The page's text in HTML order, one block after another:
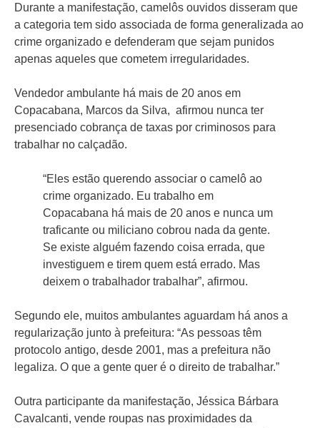
Durante a manifestação, camelôs ouvidos disseram que
a categoria tem sido associada de forma generalizada ao
crime organizado e defenderam que sejam punidos
apenas aqueles que cometem irregularidades.
Vendedor ambulante há mais de 20 anos em
Copacabana, Marcos da Silva, afirmou nunca ter
presenciado cobrança de taxas por criminosos para
trabalhar no calçadão.
“Eles estão querendo associar o camelô ao
crime organizado. Eu trabalho em
Copacabana há mais de 20 anos e nunca um
traficante ou miliciano cobrou nada da gente.
Se existe alguém fazendo coisa errada, que
investiguem e tirem quem está errado. Mas
deixem o trabalhador trabalhar”, afirmou.
Segundo ele, muitos ambulantes aguardam há anos a
regularização junto à prefeitura: “As pessoas têm
protocolo antigo, desde 2001, mas a prefeitura não
legaliza. O que a gente quer é o direito de trabalhar.”
Outra participante da manifestação, Jéssica Bárbara
Cavalcanti, vende roupas nas proximidades da